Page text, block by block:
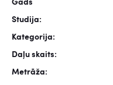
Gads
Studija:
Kategorija:
Daļu skaits:
Metrāža: